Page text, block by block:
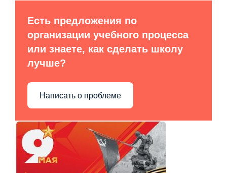
Есть предложения по
организации учебного процесса
или знаете, как сделать школу
лучше?
Написать о проблеме